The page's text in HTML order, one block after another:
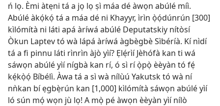
ń lọ. Èmi àtẹni tá a jọ lọ ṣì máa dé àwọn abúlé míì.
Abúlé àkọ́kọ́ tá a máa dé ni Khayyr, ìrìn ọ̀ọ́dúnrún [300]
kìlómítà ni láti apá àríwá abúlé Deputatskiy nítòsí
Òkun Laptev tó wà lápá àríwá àgbègbè Sìbéríà. Kí nìdí
tá a fi pinnu láti rìnrìn àjò yìí? Ẹlẹ́rìí Jèhófà kan ti wá
sáwọn abúlé yìí nígbà kan rí, ó sì rí ọ̀pọ̀ èèyàn tó fẹ́
kẹ́kọ̀ọ́ Bíbélì. Àwa tá a sì wà nílùú Yakutsk tó wà ní
nǹkan bí ẹgbẹ̀rún kan [1,000] kìlómítà sáwọn abúlé yìí
ló sún mọ́ wọn jù lọ! A mọ̀ pé àwọn èèyàn yìí nílò